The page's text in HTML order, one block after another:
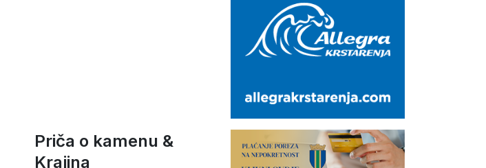
Priča o kamenu &
Krajina